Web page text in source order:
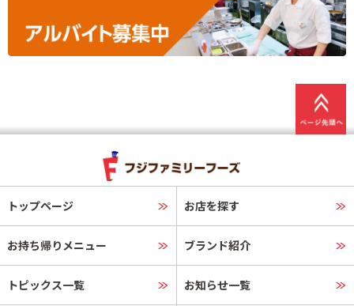
トップページ お店を探す
お持ち帰りメニュー ブランド紹介
トピックス一覧 お知らせ一覧